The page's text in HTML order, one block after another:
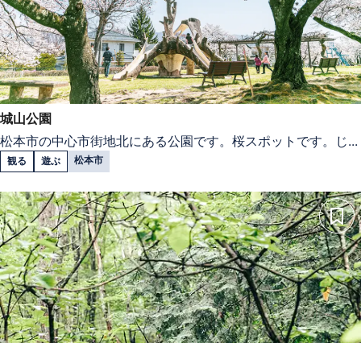
城山公園
松本市の中心市街地北にある公園です。桜スポットです。じ...
観る 遊ぶ 松本市